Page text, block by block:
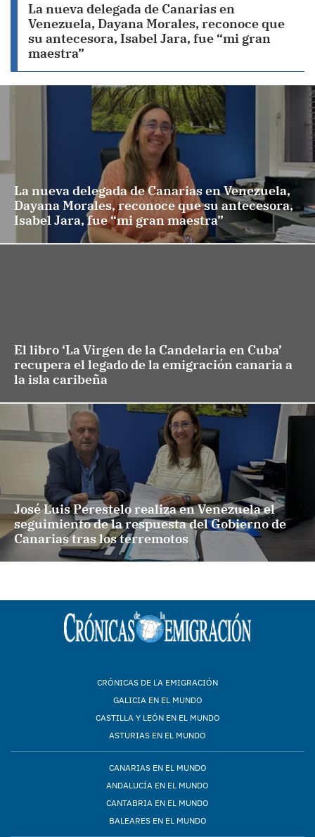
La nueva delegada de Canarias en
Venezuela, Dayana Morales, reconoce que
su antecesora, Isabel Jara, fue “mi gran
maestra”
La nueva delegada de Canarias en Venezuela,
Dayana Morales, reconoce que su antecesora,
Isabel Jara, fue “mi gran maestra”
El libro ‘La Virgen de la Candelaria en Cuba’
recupera el legado de la emigración canaria a
la isla caribeña
José Luis Perestelo realiza en Venezuela el
seguimiento de la respuesta del Gobierno de
Canarias tras los terremotos
CRÓNICAS DE LA EMIGRACIÓN
GALICIA EN EL MUNDO
CASTILLA Y LEÓN EN EL MUNDO
ASTURIAS EN EL MUNDO
CANARIAS EN EL MUNDO
ANDALUCÍA EN EL MUNDO
CANTABRIA EN EL MUNDO
BALEARES EN EL MUNDO